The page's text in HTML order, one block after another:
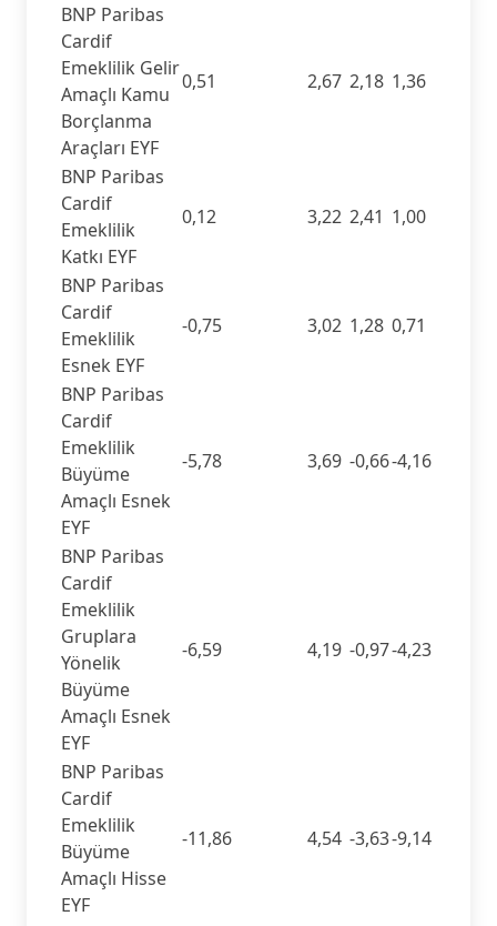
BNP Paribas
Cardif
Emeklilik Gelir
Amaçlı Kamu
Borçlanma
Araçları EYF
0,51 2,67 2,18 1,36
BNP Paribas
Cardif
Emeklilik
Katkı EYF
0,12 3,22 2,41 1,00
BNP Paribas
Cardif
Emeklilik
Esnek EYF
-0,75 3,02 1,28 0,71
BNP Paribas
Cardif
Emeklilik
Büyüme
Amaçlı Esnek
EYF
-5,78 3,69 -0,66-4,16
BNP Paribas
Cardif
Emeklilik
Gruplara
Yönelik
Büyüme
Amaçlı Esnek
EYF
-6,59 4,19 -0,97-4,23
BNP Paribas
Cardif
Emeklilik
Büyüme
Amaçlı Hisse
EYF
-11,86 4,54 -3,63-9,14